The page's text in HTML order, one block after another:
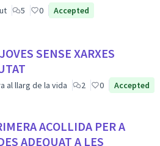
5 0 Accepted
SENSE XARXES
al llarg de la vida 2 0 Accepted
ACOLLIDA PER A
ADEQUAT A LES